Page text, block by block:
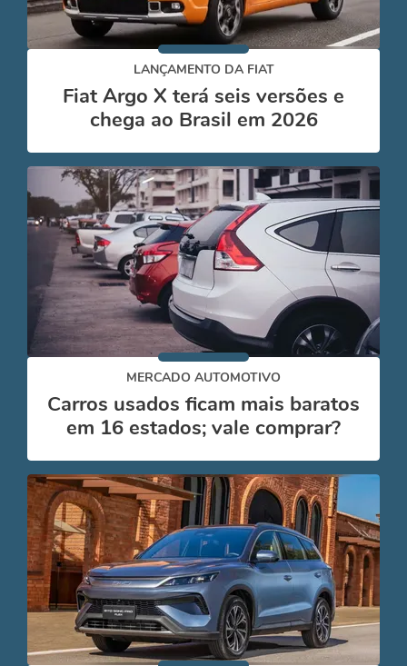
LANÇAMENTO DA FIAT
Fiat Argo X terá seis versões e
chega ao Brasil em 2026
MERCADO AUTOMOTIVO
Carros usados ficam mais baratos
em 16 estados; vale comprar?